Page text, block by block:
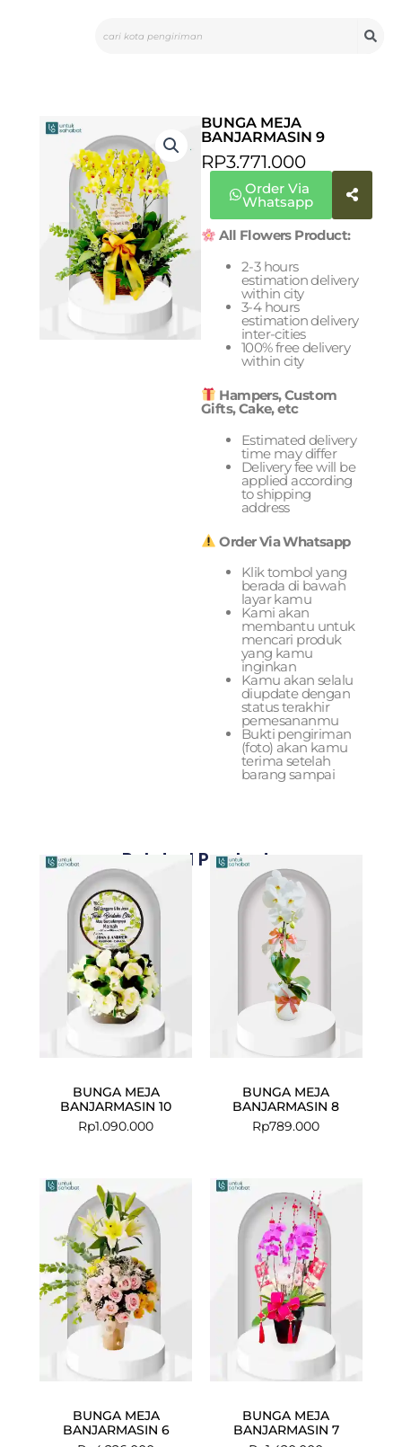
BUNGA MEJA
BANJARMASIN 9
RP3.771.000
Order Via
Whatsapp
All Flowers Product:
2-3 hours
estimation delivery
within city
3-4 hours
estimation delivery
inter-cities
100% free delivery
within city
Hampers, Custom
Gifts, Cake, etc
Estimated delivery
time may differ
Delivery fee will be
applied according
to shipping
address
Order Via Whatsapp
Klik tombol yang
berada di bawah
layar kamu
Kami akan
membantu untuk
mencari produk
yang kamu
inginkan
Kamu akan selalu
diupdate dengan
status terakhir
pemesananmu
Bukti pengiriman
(foto) akan kamu
terima setelah
barang sampai
Related Products
BUNGA MEJA
BANJARMASIN 10
Rp1.090.000
BUNGA MEJA
BANJARMASIN 8
Rp789.000
BUNGA MEJA
BANJARMASIN 6
BUNGA MEJA
BANJARMASIN 7